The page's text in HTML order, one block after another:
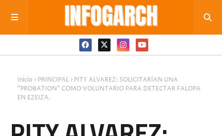
Inicio PRINCIPAL
PITY ALVAREZ: SOLICITARÍAN UNA
"PROBATION" COMO VOLUNTARIO PARA DETECTAR FALOPA
EN EZEIZA.